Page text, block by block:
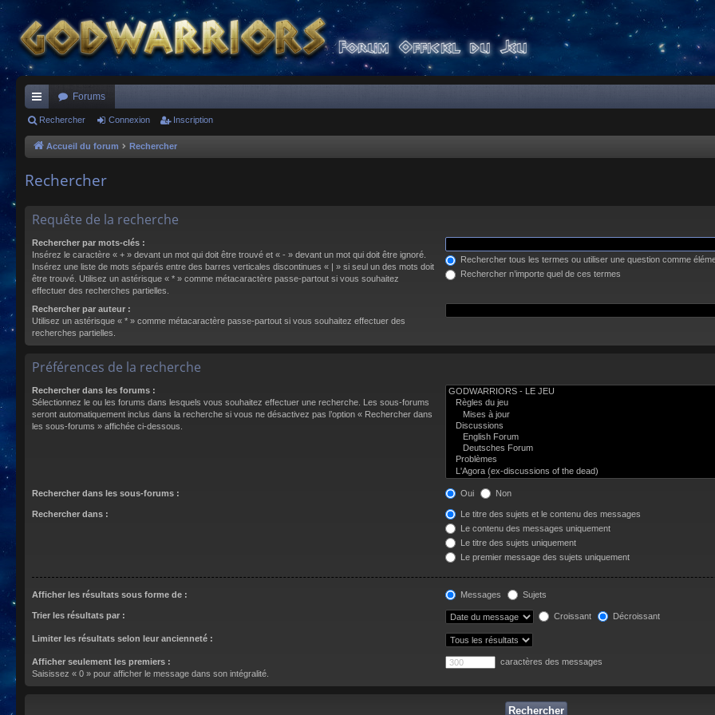
ac
co
s
Forums
Rechercher Connexion Inscription
Accueil du forum Rechercher
Rechercher
Requête de la recherche
Rechercher par mots-clés :
Insérez le caractère « + » devant un mot qui doit être trouvé et « - » devant un mot qui doit être ignoré.
Insérez une liste de mots séparés entre des barres verticales discontinues « | » si seul un des mots doit
être trouvé. Utilisez un astérisque « * » comme métacaractère passe-partout si vous souhaitez
effectuer des recherches partielles.
Rechercher tous les termes ou utiliser une question comme
Rechercher n’importe quel de ces termes
Rechercher par auteur :
Utilisez un astérisque « * » comme métacaractère passe-partout si vous souhaitez effectuer des
recherches partielles.
Préférences de la recherche
Rechercher dans les forums :
Sélectionnez le ou les forums dans lesquels vous souhaitez effectuer une recherche. Les sous-forums
seront automatiquement inclus dans la recherche si vous ne désactivez pas l’option « Rechercher dans
les sous-forums » affichée ci-dessous.
Rechercher dans les sous-forums : Oui Non
Rechercher dans :
Le titre des sujets et le contenu des messages
Le contenu des messages uniquement
Le titre des sujets uniquement
Le premier message des sujets uniquement
Afficher les résultats sous forme de : Messages Sujets
Trier les résultats par : Croissant Décroissant
Limiter les résultats selon leur ancienneté :
Afficher seulement les premiers :
Saisissez « 0 » pour afficher le message dans son intégralité.
caractères des messages